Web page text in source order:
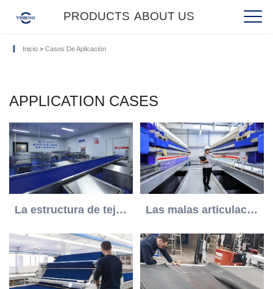
PRODUCTS ABOUT US
Inicio> Casos De Aplicación
APPLICATION CASES
La estructura de tejido es diferente en una de las cintas de malla causa que la superficie del tejido no sea uniforme Las malas articulaciones de los cinturones causan que los clientes pierdan demasiado dinero